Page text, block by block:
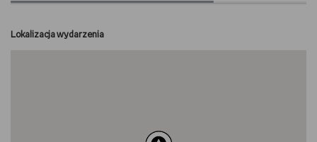
Lokalizacja wydarzenia